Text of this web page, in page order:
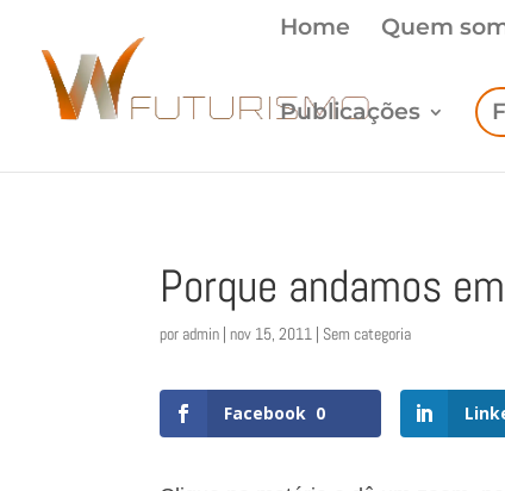
Home Quem
Publicações
Porque andamos
por admin |nov 15, 2011 | Sem categoria
Facebook 0